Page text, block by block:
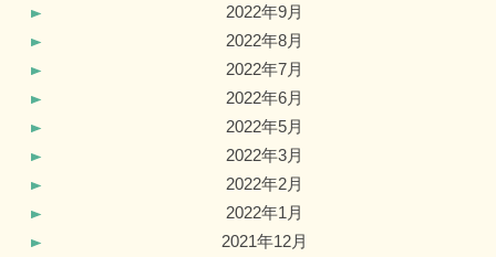
2022年9月
2022年8月
2022年7月
2022年6月
2022年5月
2022年3月
2022年2月
2022年1月
2021年12月